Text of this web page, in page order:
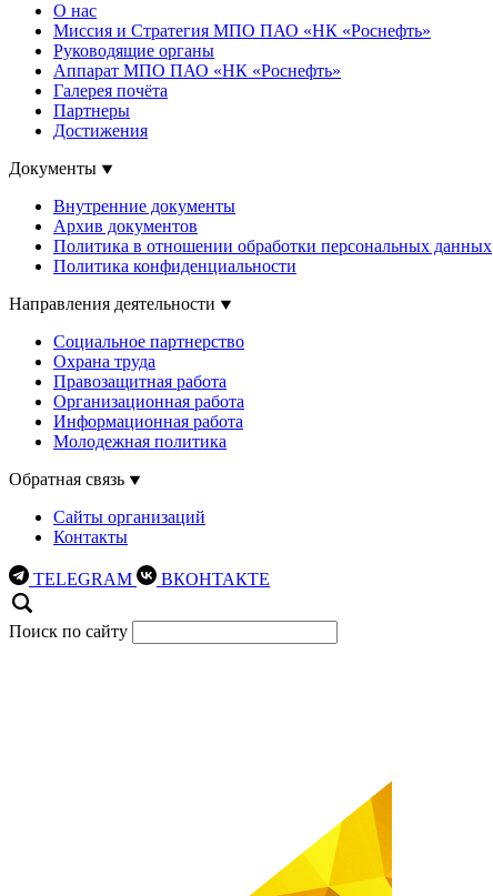
О нас
Миссия и Стратегия МПО ПАО «НК «Роснефть»
Руководящие органы
Аппарат МПО ПАО «НК «Роснефть»
Галерея почёта
Партнеры
Достижения
Документы
Внутренние документы
Архив документов
Политика в отношении обработки персональных данных
Политика конфиденциальности
Направления деятельности
Социальное партнерство
Охрана труда
Правозащитная работа
Организационная работа
Информационная работа
Молодежная политика
Обратная связь
Сайты организаций
Контакты
TELEGRAM ВКОНТАКТЕ
Поиск по сайту